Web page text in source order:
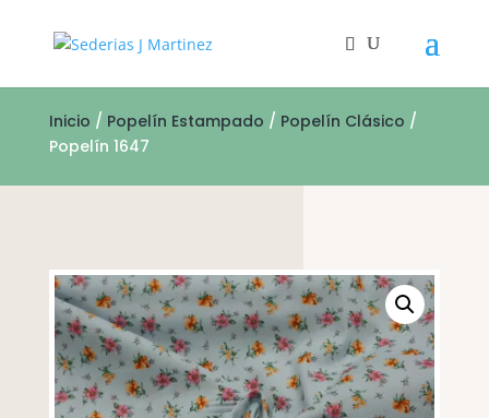
Inicio / Popelín Estampado / Popelín Clásico /
Popelín 1647